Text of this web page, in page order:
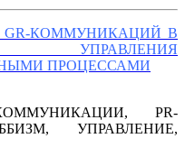
КОММУНИКАЦИЙ В
ПРОЦЕССАМИ
PR-
УПРАВЛЕНИЕ,